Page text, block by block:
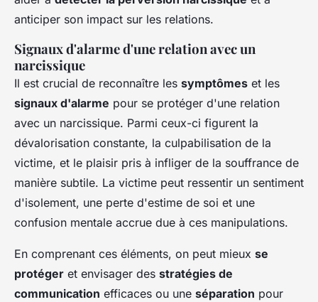
anticiper son impact sur les relations.
Signaux d'alarme d'une relation avec un
narcissique
Il est crucial de reconnaître les symptômes et les
signaux d'alarme pour se protéger d'une relation
avec un narcissique. Parmi ceux-ci figurent la
dévalorisation constante, la culpabilisation de la
victime, et le plaisir pris à infliger de la souffrance de
manière subtile. La victime peut ressentir un sentiment
d'isolement, une perte d'estime de soi et une
confusion mentale accrue due à ces manipulations.
En comprenant ces éléments, on peut mieux se
protéger et envisager des stratégies de
communication efficaces ou une séparation pour